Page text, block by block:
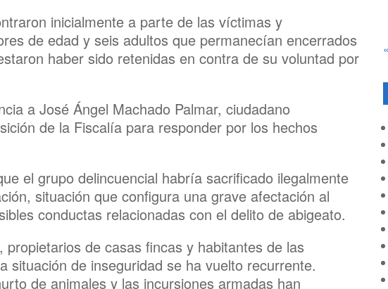
inicialmente a parte de las víctimas y
de edad y seis adultos que permanecían encerrados
haber sido retenidas en contra de su voluntad por
a José Ángel Machado Palmar, ciudadano
de la Fiscalía para responder por los hechos
el grupo delincuencial habría sacrificado ilegalmente
situación que configura una grave afectación al
conductas relacionadas con el delito de abigeato.
de casas fincas y habitantes de las
situación de inseguridad se ha vuelto recurrente.
de animales y las incursiones armadas han